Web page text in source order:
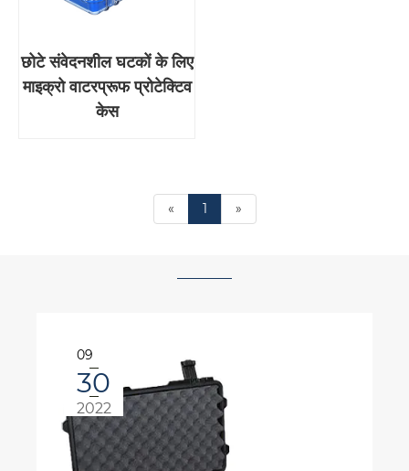
छोटे संवेदनशील घटकों के लिए
माइक्रो वाटरप्रूफ प्रोटेक्टिव
केस
« 1 »
09
30
2022